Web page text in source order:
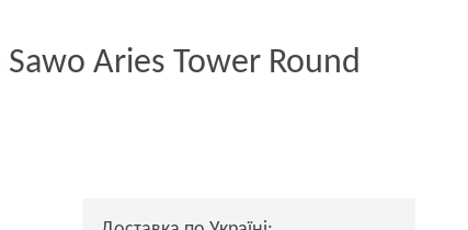
Aries Tower Round